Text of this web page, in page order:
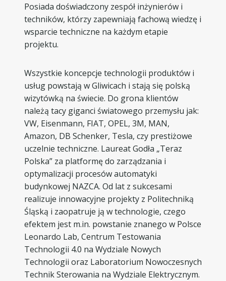
Posiada doświadczony zespół inżynierów i
techników, którzy zapewniają fachową wiedzę i
wsparcie techniczne na każdym etapie
projektu.
Wszystkie koncepcje technologii produktów i
usług powstają w Gliwicach i stają się polską
wizytówką na świecie. Do grona klientów
należą tacy giganci światowego przemysłu jak:
VW, Eisenmann, FIAT, OPEL, 3M, MAN,
Amazon, DB Schenker, Tesla, czy prestiżowe
uczelnie techniczne. Laureat Godła „Teraz
Polska” za platformę do zarządzania i
optymalizacji procesów automatyki
budynkowej NAZCA. Od lat z sukcesami
realizuje innowacyjne projekty z Politechniką
Śląską i zaopatruje ją w technologie, czego
efektem jest m.in. powstanie znanego w Polsce
Leonardo Lab, Centrum Testowania
Technologii 4.0 na Wydziale Nowych
Technologii oraz Laboratorium Nowoczesnych
Technik Sterowania na Wydziale Elektrycznym.